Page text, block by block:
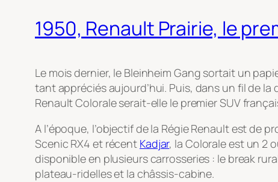
1950, Renault Prairie, le
Le mois dernier, le Bleinheim Gang sortait un
tant appréciés aujourd’hui. Puis, dans un fil de
Renault Colorale serait-elle le premier SUV
A l’époque, l’objectif de la Régie Renault est
Scenic RX4 et récent Kadjar, la Colorale est un 2
disponible en plusieurs carrosseries : le break
plateau-ridelles et la châssis-cabine.